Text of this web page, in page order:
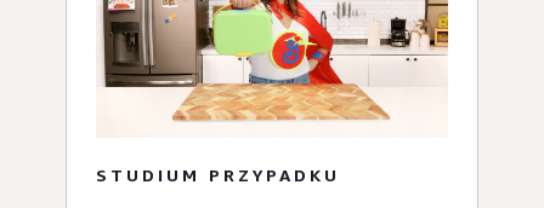
STUDIUM PRZYPADKU